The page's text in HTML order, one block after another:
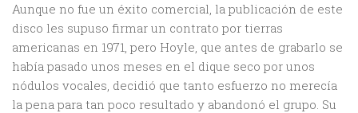
Aunque no fue un éxito comercial, la publicación de este
disco les supuso firmar un contrato por tierras
americanas en 1971, pero Hoyle, que antes de grabarlo se
había pasado unos meses en el dique seco por unos
nódulos vocales, decidió que tanto esfuerzo no merecía
la pena para tan poco resultado y abandonó el grupo. Su